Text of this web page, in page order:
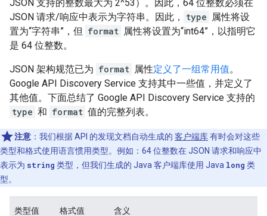
JSON 支持的整数最大为 2^53）。因此，64 位整数必须在
JSON 请求/响应中表示为字符串。因此，
type 属性将设
置为“字符串”，但 format 属性将设置为“int64”，以指明它
是 64 位整数。
JSON 架构规范已为 format 属性定义了一组常用值。
Google API Discovery Service 支持其中一些值，并定义了
其他值。下面总结了 Google API Discovery Service 支持的
type 和 format 值的完整列表。
注意 ：我们根据 API 的发现文档自动生成的 客户端库有时会对这些
类型和格式使用语言惯用类型。例如：64 位整数在 JSON 请求和响应中
表示为 string 类型，但我们生成的 Java 客户端库使用 Java long 类
型。
类型值 格式值 含义